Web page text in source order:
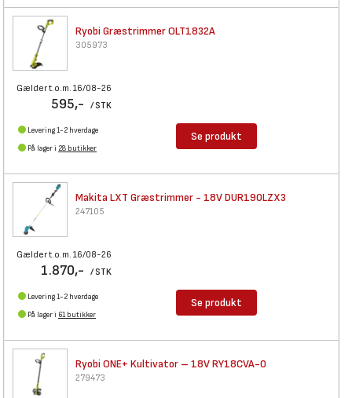
Ryobi Græstrimmer OLT1832A
305973
Gælder t.o.m. 16/08-26
595,- / STK
Levering 1-2 hverdage
På lager i 28 butikker
Se produkt
Makita LXT Græstrimmer - 18VDUR190LZX3
247105
Gælder t.o.m. 16/08-26
1.870,- / STK
Levering 1-2 hverdage
På lager i 61 butikker
Se produkt
Ryobi ONE+ Kultivator – 18VRY18CVA-0
279473